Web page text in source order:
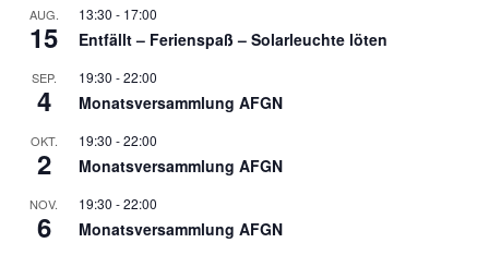
AUG.
15
13:30 - 17:00
Entfällt – Ferienspaß – Solarleuchte löten
SEP.
4
19:30 -22:00
Monatsversammlung AFGN
OKT.
2
19:30 -22:00
Monatsversammlung AFGN
NOV.
6
19:30 -22:00
Monatsversammlung AFGN